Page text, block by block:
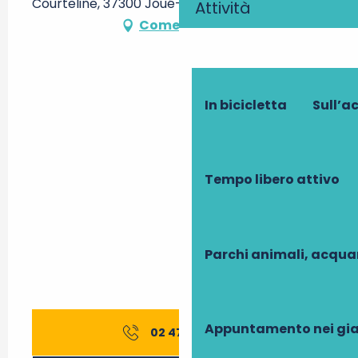
Attività
In bicicletta
Tempo libero attivo
Parchi animali,
Appuntamento nei
Courteline, 37300 Joué-lès-Tours
Come arrivare
02 47 67 67▒▒